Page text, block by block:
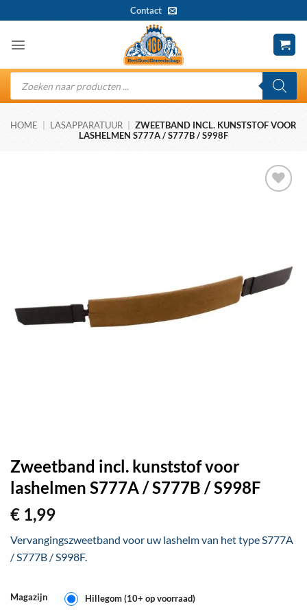
naar
inhoud
Contact
Producten
zoeken
HOME LASAPPARATUUR
ZWEETBAND INCL. KUNSTSTOF VOOR
LASHELMEN S777A / S777B / S998F
Zweetband incl. kunststof voor
lashelmen S777A / S777B / S998F
€ 1,99
Vervangingszweetband voor uw lashelm van het type S777A
/ S777B / S998F.
Magazijn Hillegom (10+ op voorraad)